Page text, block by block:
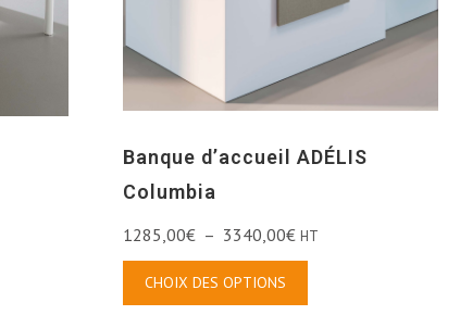
Banque d’accueil ADÉLIS
Columbia
1285,00€ – 3340,00€ HT
CHOIX DES OPTIONS